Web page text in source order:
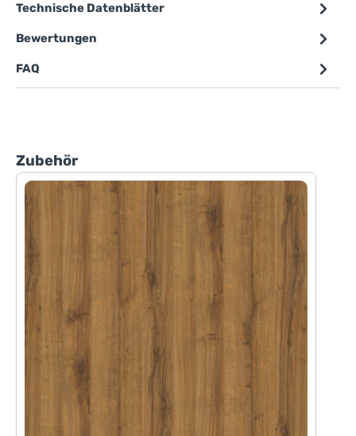
Technische Datenblätter
Bewertungen
FAQ
Produktgalerie überspringen
Zubehör